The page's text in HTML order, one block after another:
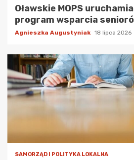
Oławskie MOPS
program wsparcia
Agnieszka Augustyniak 18 lipca 2026
SAMORZĄD I POLITYKA LOKALNA